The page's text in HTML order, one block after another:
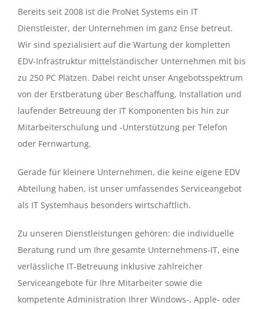
Bereits seit 2008 ist die ProNet Systems ein IT
Dienstleister, der Unternehmen im ganz Ense betreut.
Wir sind spezialisiert auf die Wartung der kompletten
EDV-Infrastruktur mittelständischer Unternehmen mit bis
zu 250 PC Plätzen. Dabei reicht unser Angebotsspektrum
von der Erstberatung über Beschaffung, Installation und
laufender Betreuung der IT Komponenten bis hin zur
Mitarbeiterschulung und -Unterstützung per Telefon
oder Fernwartung.
Gerade für kleinere Unternehmen, die keine eigene EDV
Abteilung haben, ist unser umfassendes Serviceangebot
als IT Systemhaus besonders wirtschaftlich.
Zu unseren Dienstleistungen gehören: die individuelle
Beratung rund um Ihre gesamte Unternehmens-IT, eine
verlässliche IT-Betreuung inklusive zahlreicher
Serviceangebote für Ihre Mitarbeiter sowie die
kompetente Administration Ihrer Windows-, Apple- oder